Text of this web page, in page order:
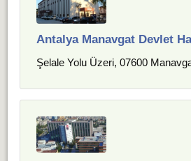
Antalya Manavgat Devlet
Şelale Yolu Üzeri, 07600